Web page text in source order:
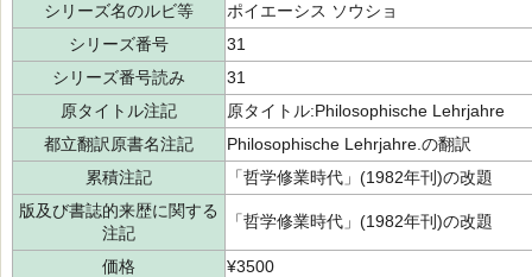
シリーズ名のルビ等
ポイエーシス ソウショ
シリーズ番号
31
シリーズ番号読み
31
原タイトル注記
原タイトル:Philosophische Lehrjahre
都立翻訳原書名注記
Philosophische Lehrjahre.の翻訳
累積注記
「哲学修業時代」(1982年刊)の改題
版及び書誌的来歴に関する
注記
「哲学修業時代」(1982年刊)の改題
価格 ¥3500